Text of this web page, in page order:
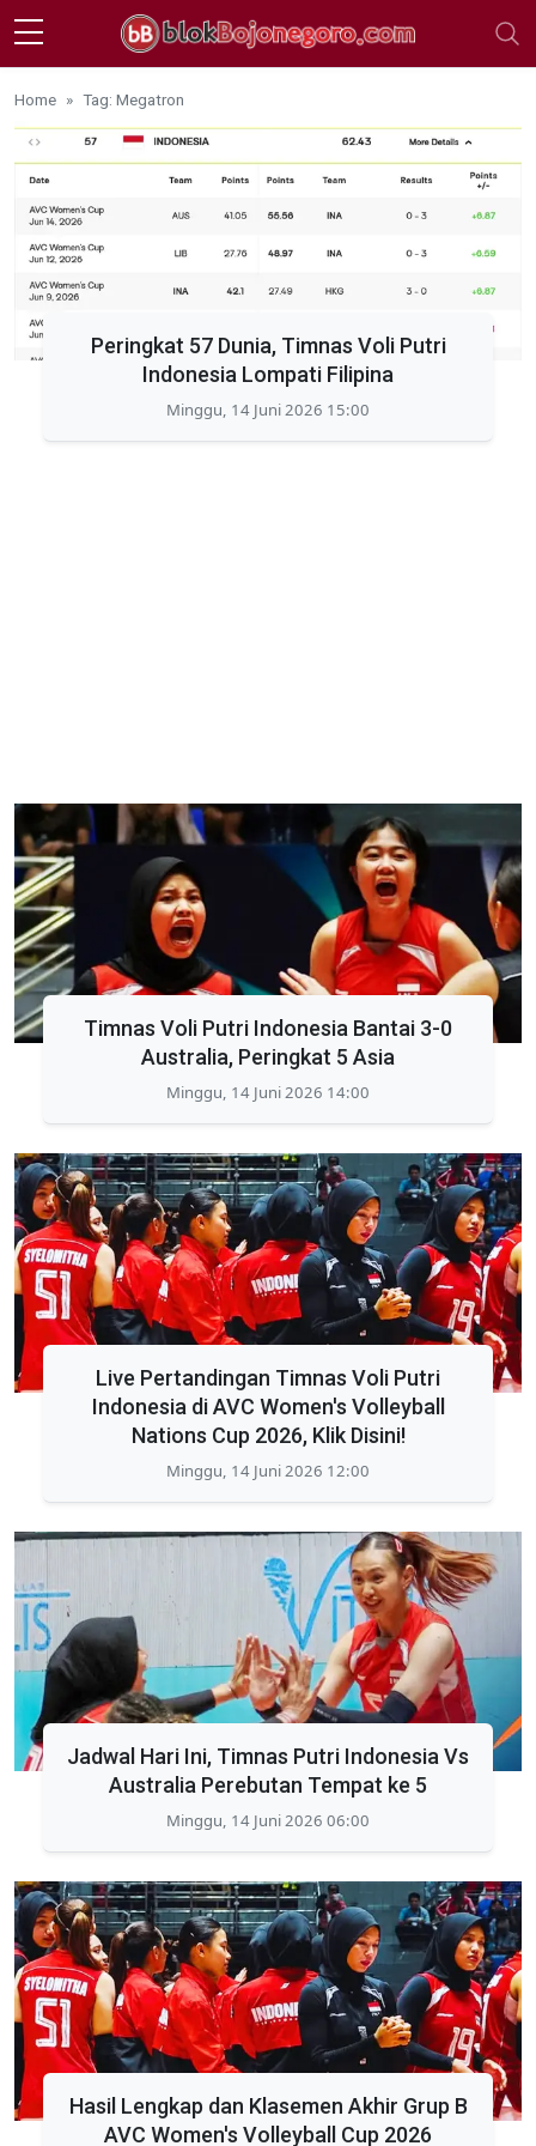
Skip to main content
Home Tag: Megatron
Peringkat 57 Dunia, Timnas Voli Putri
Indonesia Lompati Filipina
Minggu, 14 Juni 2026 15:00
Timnas Voli Putri Indonesia Bantai 3-0
Australia, Peringkat 5 Asia
Minggu, 14 Juni 2026 14:00
Live Pertandingan Timnas Voli Putri
Indonesia di AVC Women's Volleyball
Nations Cup 2026, Klik Disini!
Minggu, 14 Juni 2026 12:00
Jadwal Hari Ini, Timnas Putri Indonesia Vs
Australia Perebutan Tempat ke 5
Minggu, 14 Juni 2026 06:00
Hasil Lengkap dan Klasemen Akhir Grup B
AVC Women's Volleyball Cup 2026